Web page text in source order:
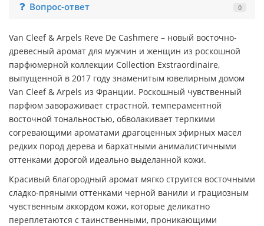
Вопрос-ответ
0
Van Cleef & Arpels Reve De Cashmere – новый восточно-
древесный аромат для мужчин и женщин из роскошной
парфюмерной коллекции Collection Exstraordinaire,
выпущенной в 2017 году знаменитым ювелирным домом
Van Cleef & Arpels из Франции. Роскошный чувственный
парфюм завораживает страстной, темпераментной
восточной тональностью, обволакивает терпкими
согревающими ароматами драгоценных эфирных масел
редких пород дерева и бархатными анималистичными
оттенками дорогой идеально выделанной кожи.
Красивый благородный аромат мягко струится восточными
сладко-пряными оттенками черной ванили и грациозным
чувственным аккордом кожи, которые деликатно
переплетаются с таинственными, проникающими